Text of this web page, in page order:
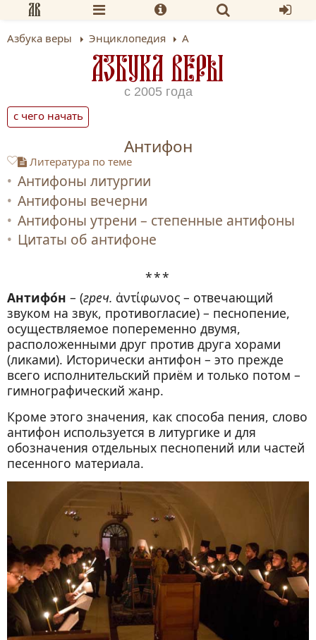
Азбука веры Энциклопедия А
АЗБУКА ВЕРЫ
с 2005 года
с чего начать
Антифон
Литература по теме
Антифоны литургии
Антифоны вечерни
Антифоны утрени – степенные антифоны
Цитаты об антифоне
Антифо́н – (греч. ἀντίφωνος – отвечающий
звуком на звук, противогласие) – песнопение,
осуществляемое попеременно двумя,
расположенными друг против друга хорами
(ликами). Исторически антифон – это прежде
всего исполнительский приём и только потом –
гимнографический жанр.
Кроме этого значения, как способа пения, слово
антифон используется в литургике и для
обозначения отдельных песнопений или частей
песенного материала.